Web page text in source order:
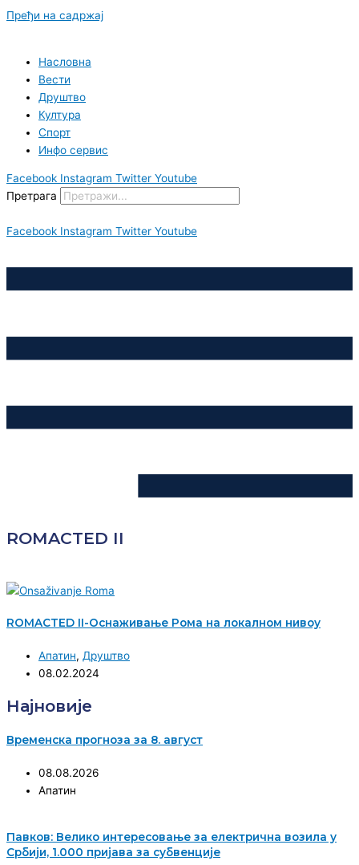
Пређи на садржај
Насловна
Вести
Друштво
Култура
Спорт
Инфо сервис
Facebook Instagram Twitter Youtube
Претрага
Facebook Instagram Twitter Youtube
ROMACTED II
ROMACTED II-Оснаживање Рома на локалном нивоу
Апатин, Друштво
08.02.2024
Најновије
Временска прогноза за 8. август
08.08.2026
Апатин
Павков: Велико интересовање за електрична возила у
Србији, 1.000 пријава за субвенције